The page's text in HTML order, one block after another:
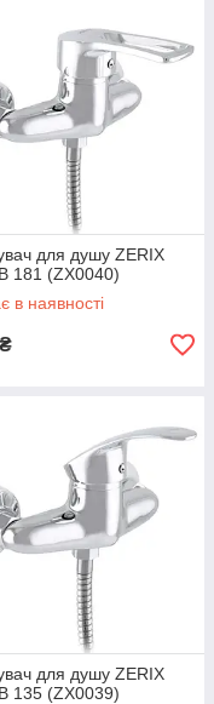
для душу ZERIX
181 (ZX0040)
в наявності
₴
для душу ZERIX
135 (ZX0039)